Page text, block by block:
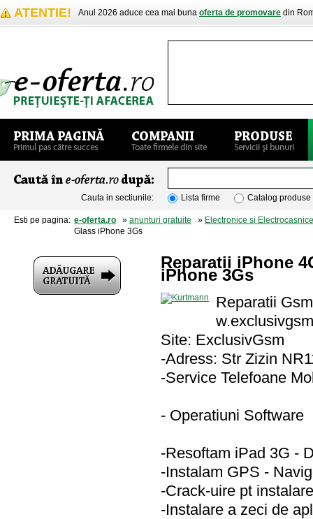
ATENTIE! Anul 2026 aduce cea mai buna oferta de promovare din
Cauta in sectiunile: Lista firme Catalog produse
Esti pe pagina: e-oferta.ro » anunturi gratuite » Electronice si Electrocasnice
Glass iPhone 3Gs
Reparatii iPhone
iPhone 3Gs
Reparatii
Site: ExclusivGsm
-Adress: Str Zizin
-Service Telefoane
- Operatiuni Software
-Resoftam iPad 3G -
-Instalam GPS -
-Crack-uire pt
-Instalare a zeci de